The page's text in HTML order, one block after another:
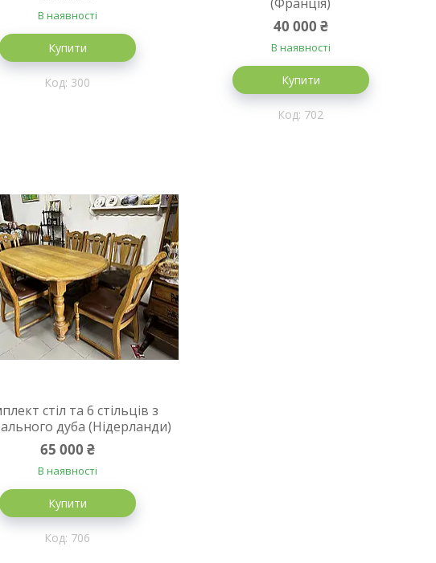
В наявності
Купити
300
40 000 ₴
В наявності
Купити
702
стіл та 6 стільців з
дуба (Нідерланди)
65 000 ₴
В наявності
Купити
706